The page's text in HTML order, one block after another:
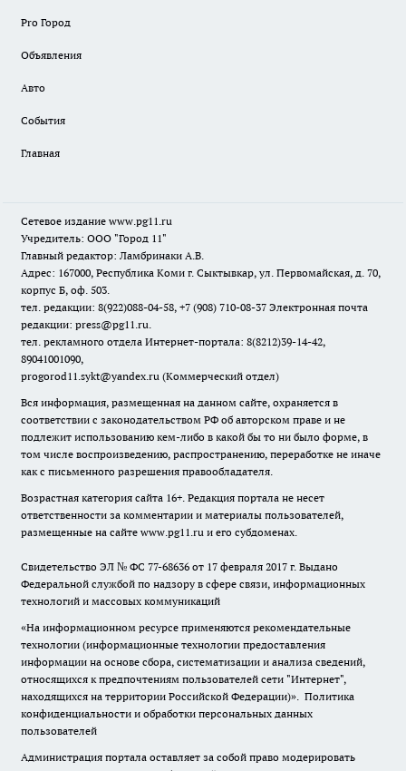
Pro Город
Объявления
Авто
События
Главная
Сетевое издание www.pg11.ru
Учредитель: ООО "Город 11"
Главный редактор: Ламбринаки А.В.
Адрес: 167000, Республика Коми г. Сыктывкар, ул. Первомайская, д. 70,
корпус Б, оф. 503.
тел. редакции: 8(922)088-04-58, +7 (908) 710-08-37 Электронная почта
редакции: press@pg11.ru.
тел. рекламного отдела Интернет-портала: 8(8212)39-14-42,
89041001090,
progorod11.sykt@yandex.ru (Коммерческий отдел)
Вся информация, размещенная на данном сайте, охраняется в
соответствии с законодательством РФ об авторском праве и не
подлежит использованию кем-либо в какой бы то ни было форме, в
том числе воспроизведению, распространению, переработке не иначе
как с письменного разрешения правообладателя.
Возрастная категория сайта 16+. Редакция портала не несет
ответственности за комментарии и материалы пользователей,
размещенные на сайте www.pg11.ru и его субдоменах.
Свидетельство ЭЛ № ФС 77-68636 от 17 февраля 2017 г. Выдано
Федеральной службой по надзору в сфере связи, информационных
технологий и массовых коммуникаций
«На информационном ресурсе применяются рекомендательные
технологии (информационные технологии предоставления
информации на основе сбора, систематизации и анализа сведений,
относящихся к предпочтениям пользователей сети "Интернет",
находящихся на территории Российской Федерации)». Политика
конфиденциальности и обработки персональных данных
пользователей
Администрация портала оставляет за собой право модерировать